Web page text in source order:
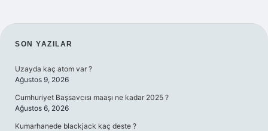
SIDEBAR
SON YAZILAR
Uzayda kaç atom var ?
Ağustos 9, 2026
Cumhuriyet Başsavcısı maaşı ne kadar 2025 ?
Ağustos 6, 2026
Kumarhanede blackjack kaç deste ?